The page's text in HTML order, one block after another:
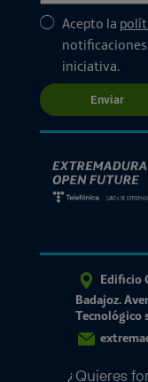
Acepto la
notificaciones
iniciativa.
Enviar
Edificio
Badajoz.
Tecnológico
¿Quieres